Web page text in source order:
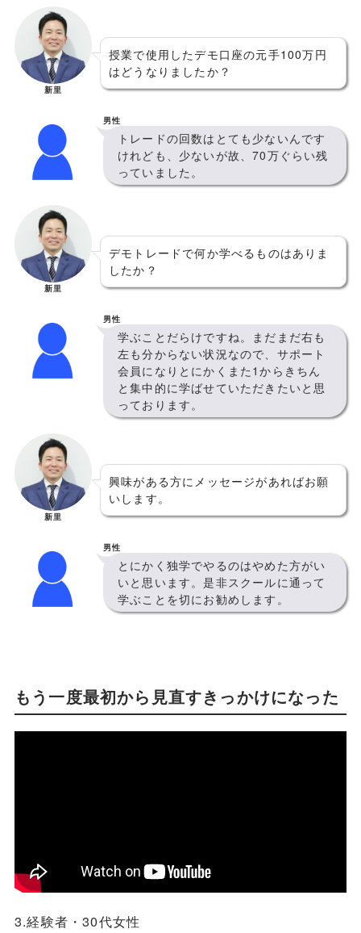
新里
授業で使用したデモ口座の元手100万円
はどうなりましたか？
男性
トレードの回数はとても少ないんです
けれども、少ないが故、70万ぐらい残
っていました。
新里
デモトレードで何か学べるものはありま
したか？
男性
学ぶことだらけですね。まだまだ右も
左も分からない状況なので、サポート
会員になりとにかくまた1からきちん
と集中的に学ばせていただきたいと思
っております。
新里
興味がある方にメッセージがあればお願
いします。
男性
とにかく独学でやるのはやめた方がい
いと思います。是非スクールに通って
学ぶことを切にお勧めします。
もう一度最初から見直すきっかけになった
3.経験者・30代女性